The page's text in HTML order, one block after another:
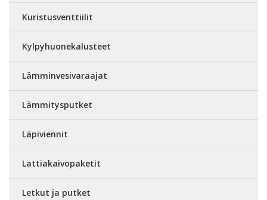
Kuristusventtiilit
Kylpyhuonekalusteet
Lämminvesivaraajat
Lämmitysputket
Läpiviennit
Lattiakaivopaketit
Letkut ja putket